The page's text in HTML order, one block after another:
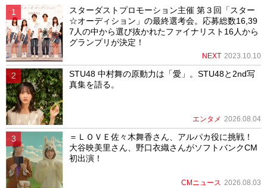
スターダストプロモーション主催 第３回「スター
☆オーディション」の最終選考会。応募総数16,39
7人の中から選び抜かれたファイナリスト16人から
グランプリが決定！
NEXT 2023.10.10
STU48 中村舞の原動力は「愛」。STU48と2nd写
真集を語る。
エンタメ 2026.08.04
＝ＬＯＶＥ佐々木舞香さん、アルパカ役に挑戦！
大谷映美里さん、野口衣織さんがソフトバンクCM
初出演！
CMニュース 2026.08.03